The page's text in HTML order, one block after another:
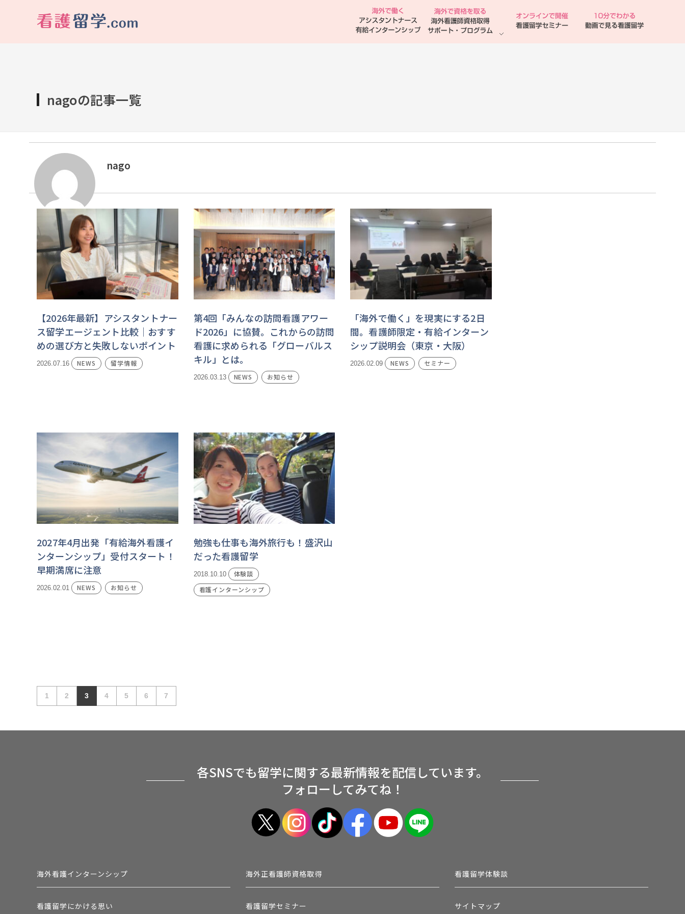
nagoの記事一覧
nago
【2026年最新】アシスタントナー
ス留学エージェント比較｜おすす
めの選び方と失敗しないポイント
2026.07.16 NEWS 留学情報
第4回「みんなの訪問看護アワー
ド2026」に協賛。これからの訪問
看護に求められる「グローバルス
キル」とは。
2026.03.13 NEWS お知らせ
「海外で働く」を現実にする2日
間。看護師限定・有給インターン
シップ説明会（東京・大阪）
2026.02.09 NEWS セミナー
2027年4月出発「有給海外看護イ
ンターンシップ」受付スタート！
早期満席に注意
2026.02.01 NEWS お知らせ
勉強も仕事も海外旅行も！盛沢山
だった看護留学
2018.10.10
体験談
看護インターンシップ
1 2 3 4 5 6 7
各SNSでも留学に関する最新情報を配信しています。
フォローしてみてね！
海外看護インターンシップ
看護留学にかける思い
海外正看護師資格取得
看護留学セミナー
看護留学体験談
サイトマップ